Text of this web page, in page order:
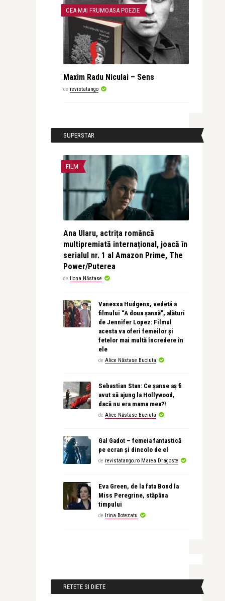
CEA MAI FRUMOASA POEZIE
Maxim Radu Niculai – Sens
de revistatango
SUPERSTAR
FILM
Ana Ularu, actrița româncă
multipremiată internațional, joacă în
serialul nr. 1 al Amazon Prime, The
Power/Puterea
de Ilona Năstase
Vanessa Hudgens, vedetă a
filmului “A doua șansă”, alături
de Jennifer Lopez: Filmul
acesta va oferi femeilor și
fetelor mai multă încredere în
ele
de Alice Năstase Buciuta
Sebastian Stan: Ce șanse aș fi
avut să ajung la Hollywood,
dacă nu era mama mea?!
de Alice Năstase Buciuta
Gal Gadot – femeia fantastică
pe ecran și dincolo de el
de revistatango.ro Marea Dragoste
Eva Green, de la fata Bond la
Miss Peregrine, stăpâna
timpului
de Irina Botezatu
RETETE SI DIETE